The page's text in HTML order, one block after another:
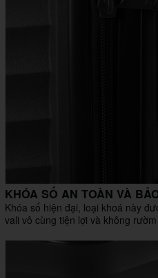
KHÓA SỐ AN TOÀN VÀ
Khóa số hiện đại, loại khoá này
vali vô cùng tiện lợi và không